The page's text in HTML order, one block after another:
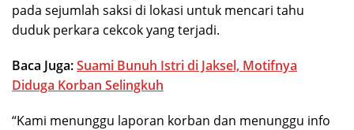
pada sejumlah saksi di lokasi untuk mencari tahu
duduk perkara cekcok yang terjadi.
Baca Juga:Suami Bunuh Istri di Jaksel, Motifnya
Diduga Korban Selingkuh
“Kami menunggu laporan korban dan menunggu info